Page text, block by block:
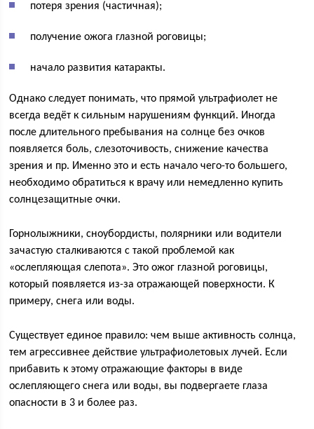
потеря зрения (частичная);
получение ожога глазной роговицы;
начало развития катаракты.
Однако следует понимать, что прямой ультрафиолет не
всегда ведёт к сильным нарушениям функций. Иногда
после длительного пребывания на солнце без очков
появляется боль, слезоточивость, снижение качества
зрения и пр. Именно это и есть начало чего-то большего,
необходимо обратиться к врачу или немедленно купить
солнцезащитные очки.
Горнолыжники, сноубордисты, полярники или водители
зачастую сталкиваются с такой проблемой как
«ослепляющая слепота». Это ожог глазной роговицы,
который появляется из-за отражающей поверхности. К
примеру, снега или воды.
Существует единое правило: чем выше активность солнца,
тем агрессивнее действие ультрафиолетовых лучей. Если
прибавить к этому отражающие факторы в виде
ослепляющего снега или воды, вы подвергаете глаза
опасности в 3 и более раз.